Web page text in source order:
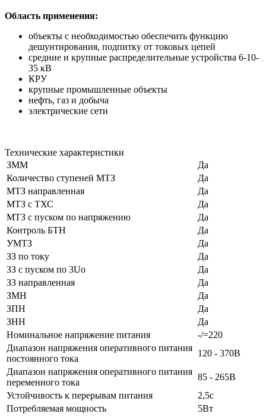
Область применения:
объекты с необходимостью обеспечить функцию
дешунтирования, подпитку от токовых цепей
средние и крупные распределительные устройства 6-10-
35 кВ
КРУ
крупные промышленные объекты
нефть, газ и добыча
электрические сети
Технические характеристики
ЗММ
Да
Количество ступеней МТЗ
Да
МТЗ направленная
Да
МТЗ с ТХС
Да
МТЗ с пуском по напряжению
Да
Контроль БТН
Да
УМТЗ
Да
ЗЗ по току
Да
ЗЗ с пуском по 3Uo
Да
ЗЗ направленная
Да
ЗМН
Да
ЗПН
Да
ЗНН
Да
Номинальное напряжение питания
-/=220
Диапазон напряжения оперативного питания
постоянного тока
120 - 370В
Диапазон напряжения оперативного питания
переменного тока
85 - 265В
Устойчивость к перерывам питания
2,5с
Потребляемая мощность
5Вт